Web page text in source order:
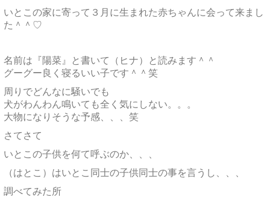
いとこの家に寄って３月に生まれた赤ちゃんに会って来まし
た＾＾♡
名前は『陽菜』と書いて（ヒナ）と読みます＾＾
グーグー良く寝るいい子です＾＾笑
周りでどんなに騒いでも
犬がわんわん鳴いても全く気にしない。。。
大物になりそうな予感、、、笑
さてさて
いとこの子供を何て呼ぶのか、、、
（はとこ）はいとこ同士の子供同士の事を言うし、、、
調べてみた所